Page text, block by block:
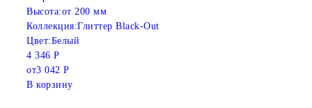
Высота:от 200 мм
Коллекция:Глиттер Black-Out
Цвет:Белый
4 346 Р
от3 042 Р
В корзину